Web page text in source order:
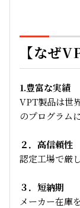
【なぜ
1.豊富な実績
VPT製品は世
のプログラム
２．高信頼性
認定工場で厳
３．短納期
メーカー在庫